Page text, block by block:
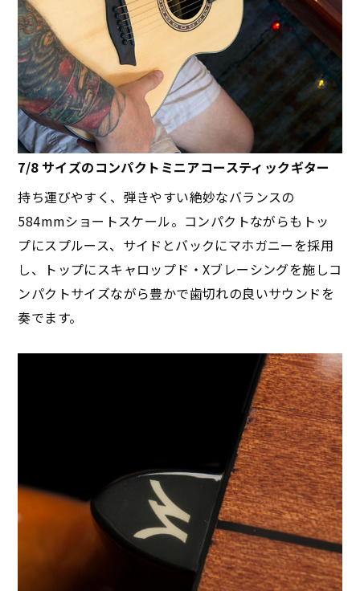
7/8 サイズのコンパクトミニアコースティックギター
持ち運びやすく、弾きやすい絶妙なバランスの
584mmショートスケール。コンパクトながらもトッ
プにスプルース、サイドとバックにマホガニーを採用
し、トップにスキャロップド・Xブレーシングを施しコ
ンパクトサイズながら豊かで歯切れの良いサウンドを
奏でます。